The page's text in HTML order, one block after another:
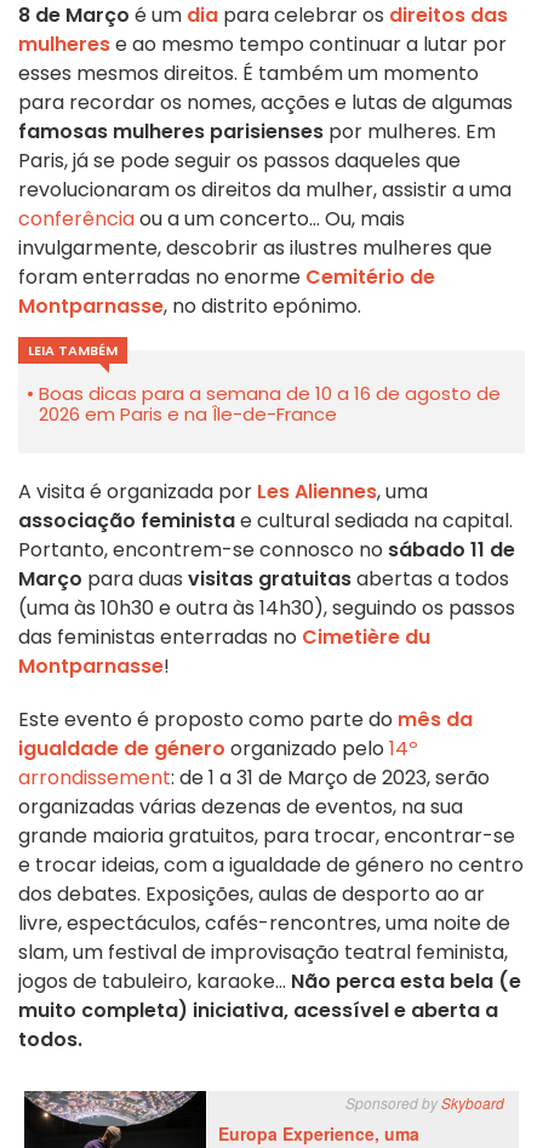
8 de Março é um dia para celebrar os direitos das
mulherese ao mesmo tempo continuar a lutar por
esses mesmos direitos. É também um momento
para recordar os nomes, acções e lutas de algumas
famosas mulheres parisienses por mulheres. Em
Paris, já se pode seguir os passos daqueles que
revolucionaram os direitos da mulher, assistir a uma
conferênciaou a um concerto... Ou, mais
invulgarmente, descobrir as ilustres mulheres que
foram enterradas no enorme Cemitério de
Montparnasse, no distrito epónimo.
LEIA TAMBÉM
Boas dicas para a semana de 10 a 16 de agosto de
2026 em Paris e na Île-de-France
A visita é organizada por Les Aliennes, uma
associação feministae cultural sediada na capital.
Portanto, encontrem-se connosco no sábado 11 de
Março para duas visitas gratuitasabertas a todos
(uma às 10h30 e outra às 14h30), seguindo os passos
das feministas enterradas no Cimetière du
Montparnasse!
Este evento é proposto como parte do mês da
igualdade de género organizado pelo 14º
arrondissement: de 1 a 31 de Março de 2023, serão
organizadas várias dezenas de eventos, na sua
grande maioria gratuitos, para trocar, encontrar-se
e trocar ideias, com a igualdade de género no centro
dos debates. Exposições, aulas de desporto ao ar
livre, espectáculos, cafés-rencontres, uma noite de
slam, um festival de improvisação teatral feminista,
jogos de tabuleiro, karaoke... Não perca esta bela (e
muito completa) iniciativa, acessível e aberta a
todos.